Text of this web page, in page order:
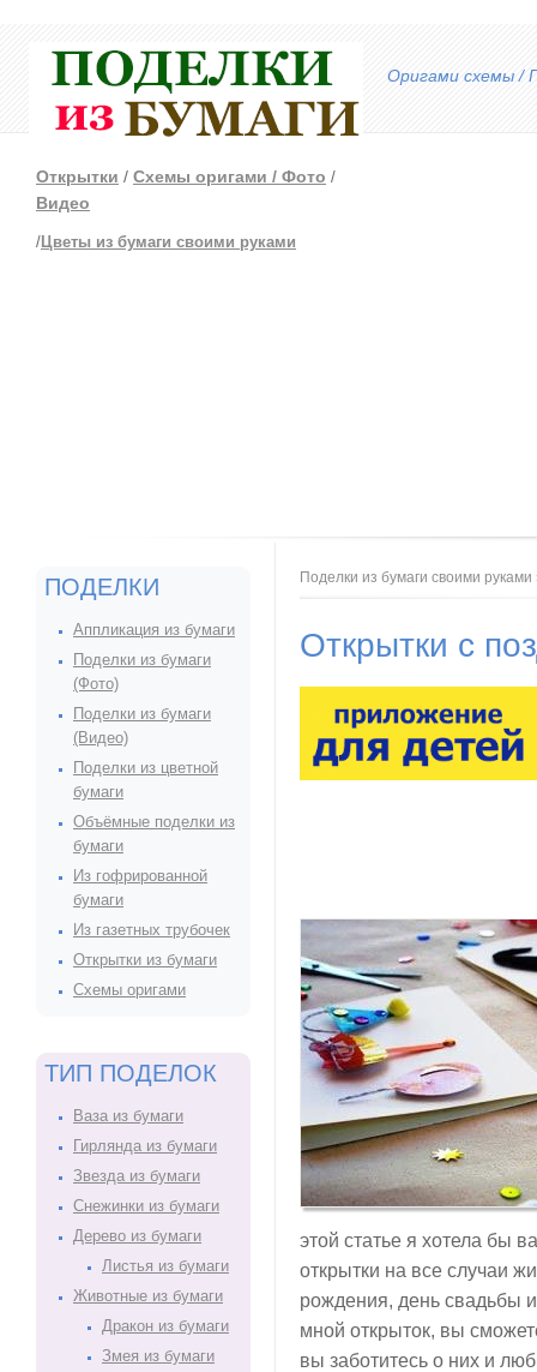
Оригами схемы /
Открытки / Схемы оригами / Фото /
Видео
/Цветы из бумаги своими руками
ПОДЕЛКИ
Аппликация из бумаги
Поделки из бумаги
(Фото)
Поделки из бумаги
(Видео)
Поделки из цветной
бумаги
Объёмные поделки из
бумаги
Из гофрированной
бумаги
Из газетных трубочек
Открытки из бумаги
Схемы оригами
ТИП ПОДЕЛОК
Ваза из бумаги
Гирлянда из бумаги
Звезда из бумаги
Снежинки из бумаги
Дерево из бумаги
Листья из бумаги
Животные из бумаги
Дракон из бумаги
Змея из бумаги
Вы здесь
Поделки из бумаги своими руками
Открытки с
этой статье я хотела бы
открытки на все случаи
рождения, день свадьбы
мной открыток, вы
вы заботитесь о них и